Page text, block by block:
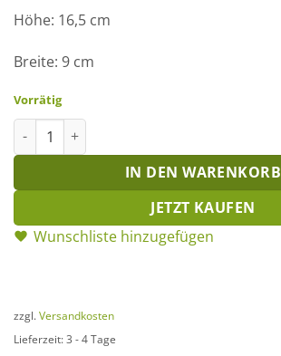
Höhe: 16,5 cm
Breite: 9 cm
Vorrätig
Maiglöckchen rostig Menge
IN DEN WARENKORB
JETZT KAUFEN
Wunschliste hinzugefügen
zzgl. Versandkosten
Lieferzeit: 3 - 4 Tage